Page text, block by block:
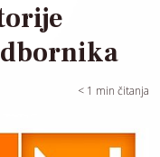
< 1 min čitanja